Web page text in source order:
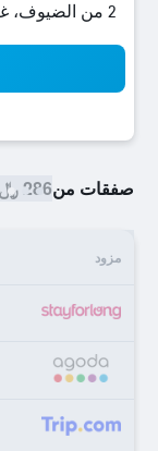
2 من الضيوف، غرفة واحدة
صفقات من286 ﷼
مزود